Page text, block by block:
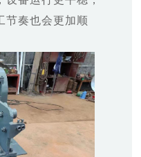
节奏也会更加顺